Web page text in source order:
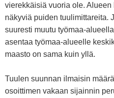
vierekkäisiä vuoria ole.
näkyviä puiden tuulimittareita.
suuresti muutu työmaa-
asentaa työmaa-alueelle
maasto on sama kuin yllä.
Tuulen suunnan ilmaisin
osoittimen vakaan sijainnin